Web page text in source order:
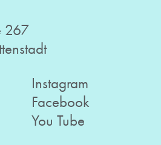
267
Instagram
Facebook
You Tube